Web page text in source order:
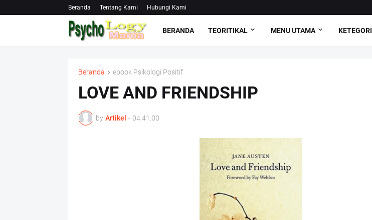
Beranda Tentang Kami Hubungi Kami
BERANDA TEORITIKAL MENU UTAMA KETEGORI
Beranda ebook Psikologi Positif
LOVE AND FRIENDSHIP
by Artikel - 04.41.00